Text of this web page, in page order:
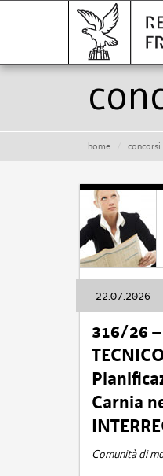
home concorsi
22.07.2026 -
316/26
Carnia
Comunità di